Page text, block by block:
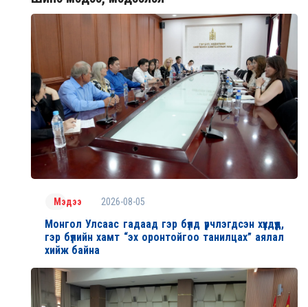
Мэдээ 2026-08-05
Монгол Улсаас гадаад гэр бүлд үрчлэгдсэн хүүхдүүд,
гэр бүлийн хамт “эх оронтойгоо танилцах” аялал
хийж байна